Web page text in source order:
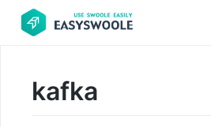
项
kafka